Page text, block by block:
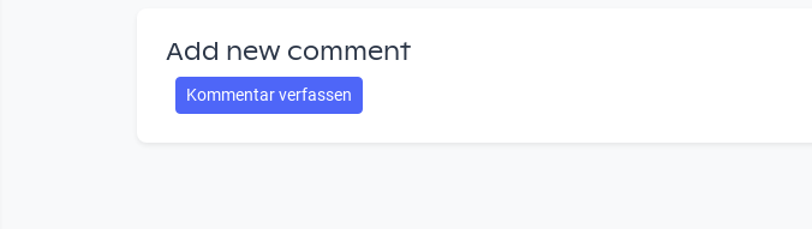
Add new comment
Kommentar verfassen